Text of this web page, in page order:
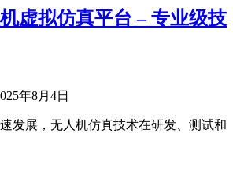
虚拟仿真平台 – 专业级技
年8月4日
发展，无人机仿真技术在研发、测试和